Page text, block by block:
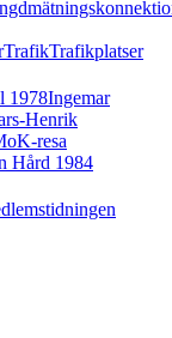
TrafikTrafikplatser
1978Ingemar
Henrik
resa
Hård 1984